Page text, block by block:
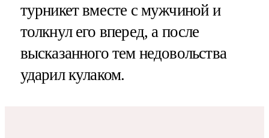
турникет вместе с мужчиной и
толкнул его вперед, а после
высказанного тем недовольства
ударил кулаком.